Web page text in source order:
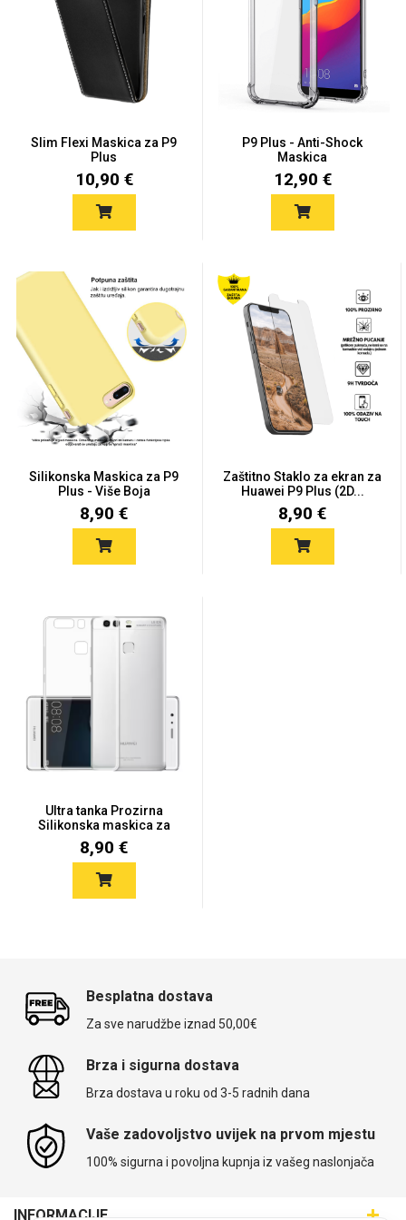
Slim Flexi Maskica za P9
Plus
10,90 €
P9 Plus - Anti-Shock
Maskica
12,90 €
Silikonska Maskica za P9
Plus - Više Boja
8,90 €
Zaštitno Staklo za ekran za
Huawei P9 Plus (2D...
8,90 €
Ultra tanka Prozirna
Silikonska maskica za
Hua...
8,90 €
Besplatna dostava
Za sve narudžbe iznad 50,00€
Brza i sigurna dostava
Brza dostava u roku od 3-5 radnih dana
Vaše zadovoljstvo uvijek na prvom mjestu
100% sigurna i povoljna kupnja iz vašeg naslonjača
INFORMACIJE
Sleng Feel Good
Svemirska kolekcija Valentinovo
Love motivi I Need Some Space
Quotes Collection
Zodiac
Univerzalne futrole i
Preklopne maskice